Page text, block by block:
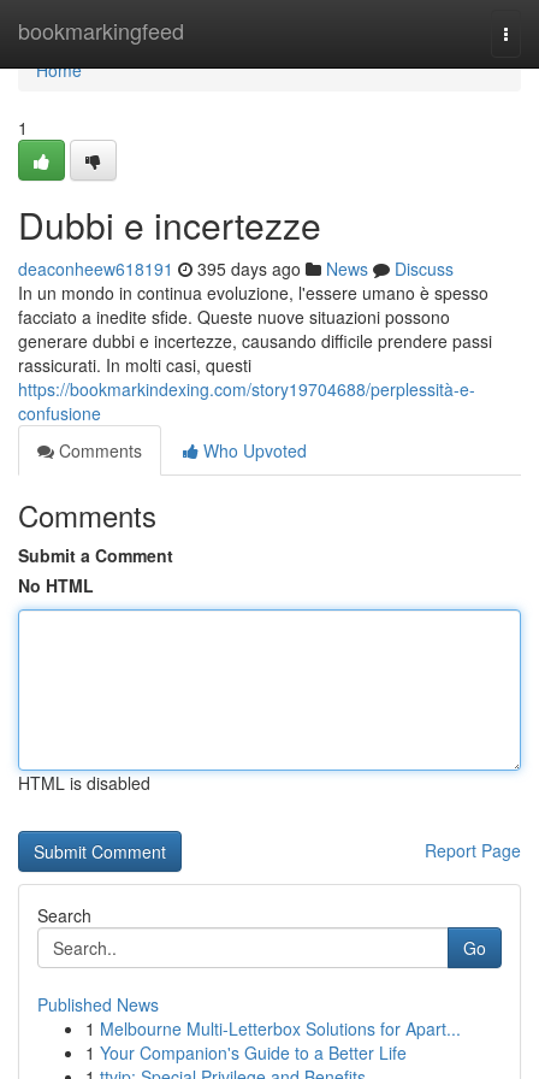
bookmarkingfeed
Home
Home
1
Dubbi e incertezze
deaconheew618191 395 days ago News
Discuss
In un mondo in continua evoluzione, l'essere umano è spesso
facciato a inedite sfide. Queste nuove situazioni possono
generare dubbi e incertezze, causando difficile prendere passi
rassicurati. In molti casi, questi
https://bookmarkindexing.com/story19704688/perplessità-e-
confusione
Comments
Who Upvoted
Comments
Submit a Comment
No HTML
HTML is disabled
Report Page
Search
Go
Published News
1 Melbourne Multi-Letterbox Solutions for Apart...
1 Your Companion's Guide to a Better Life